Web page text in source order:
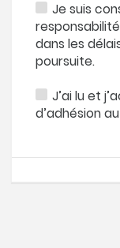
Je suis
dans les
poursuite.
J’ai lu et
d’adhésion